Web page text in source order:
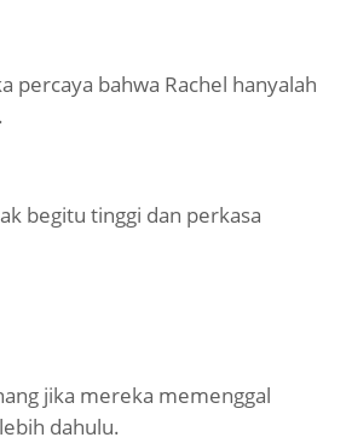
percaya bahwa Rachel hanyalah
begitu tinggi dan perkasa
jika mereka memenggal
dahulu.